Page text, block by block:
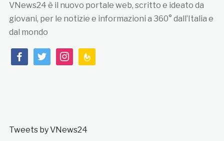
VNews24 è il nuovo portale web, scritto e ideato da
giovani, per le notizie e informazioni a 360° dall’Italia e
dal mondo
facebooktwitterinstagramfeedburner
Tweets by VNews24